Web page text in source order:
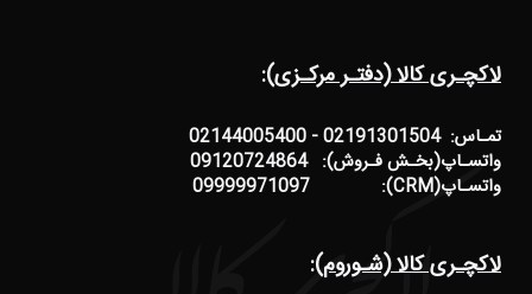
لاکچـری کالا (دفتـر مرکـزی):
تمـاس: 02191301504 - 02144005400
واتسـاپ(بخـش فـروش): 09120724864
واتسـاپ(CRM): 09999971097
لاکچـری کالا (شـوروم):